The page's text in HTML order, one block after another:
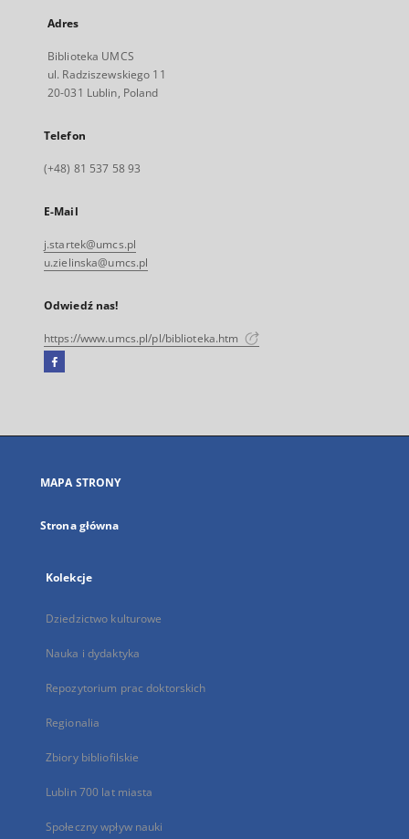
Adres
Biblioteka UMCS
ul. Radziszewskiego 11
20-031 Lublin, Poland
Telefon
(+48) 81 537 58 93
E-Mail
j.startek@umcs.pl
u.zielinska@umcs.pl
Odwiedź nas!
https://www.umcs.pl/pl/biblioteka.htm
Facebook
się
karcie
MAPA STRONY
Strona główna
Kolekcje
Dziedzictwo kulturowe
Nauka i dydaktyka
Repozytorium prac doktorskich
Regionalia
Zbiory bibliofilskie
Lublin 700 lat miasta
Społeczny wpływ nauki